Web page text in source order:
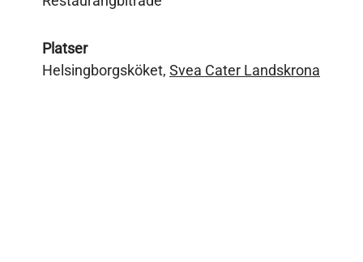
Platser
Helsingborgsköket, Svea Cater Landskrona